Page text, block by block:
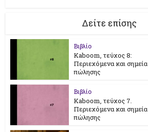
Δείτε επίσης
Βιβλίο
Kaboom, τεύχος 8:
Περιεχόμενα και σημεία
πώλησης
Βιβλίο
Kaboom, τεύχος 7.
Περιεχόμενα και σημεία
πώλησης